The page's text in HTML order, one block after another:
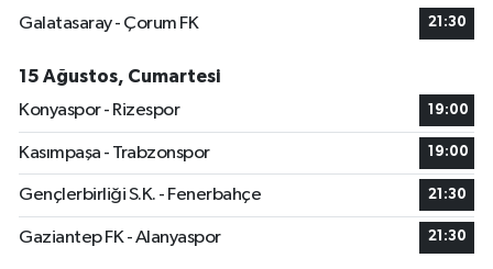
Galatasaray - Çorum FK
21:30
15 Ağustos, Cumartesi
Konyaspor - Rizespor
19:00
Kasımpaşa - Trabzonspor 19:00
Gençlerbirliği S.K. - Fenerbahçe 21:30
Gaziantep FK - Alanyaspor 21:30